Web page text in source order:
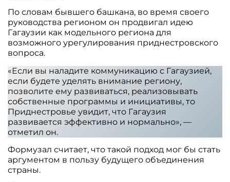
По словам бывшего башкана, во время своего
руководства регионом он продвигал идею
Гагаузии как модельного региона для
возможного урегулирования приднестровского
вопроса.
«Если вы наладите коммуникацию с Гагаузией,
если будете уделять внимание региону,
позволите ему развиваться, реализовывать
собственные программы и инициативы, то
Приднестровье увидит, что Гагаузия
развивается эффективно и нормально», —
отметил он.
Формузал считает, что такой подход мог бы стать
аргументом в пользу будущего объединения
страны.